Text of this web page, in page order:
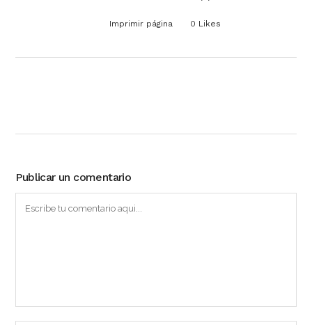
Imprimir página 0 Likes
Publicar un comentario